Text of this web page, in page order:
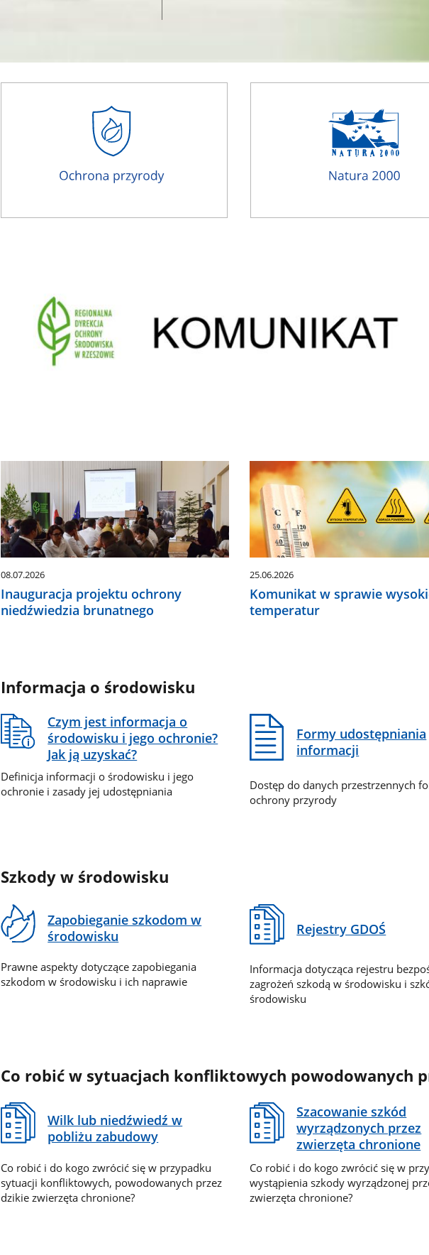
08.07.2026
Inauguracja projektu ochrony
niedźwiedzia brunatnego
25.06.2026
Komunikat w sprawie
temperatur
Informacja o środowisku
Czym jest informacja o
środowisku i jego ochronie?
Jak ją uzyskać?
Definicja informacji o środowisku i jego
ochronie i zasady jej udostępniania
Formy udostępniania
informacji
Dostęp do danych przestrzennych
ochrony przyrody
Szkody w środowisku
Zapobieganie szkodom w
środowisku
Prawne aspekty dotyczące zapobiegania
szkodom w środowisku i ich naprawie
Rejestry GDOŚ
Informacja dotycząca rejestru
zagrożeń szkodą w środowisku i
środowisku
Co robić w sytuacjach konfliktowych powodowanych
Wilk lub niedźwiedź w
pobliżu zabudowy
Co robić i do kogo zwrócić się w przypadku
sytuacji konfliktowych, powodowanych przez
dzikie zwierzęta chronione?
Szacowanie szkód
wyrządzonych przez
zwierzęta chronione
Co robić i do kogo zwrócić się w
wystąpienia szkody wyrządzonej
zwierzęta chronione?